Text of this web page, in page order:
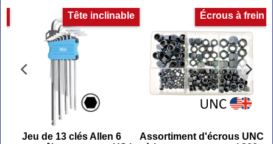
Tête inclinable
Jeu de 13 clés Allen 6
Écrous à frein
Assortiment d'écrous UNC